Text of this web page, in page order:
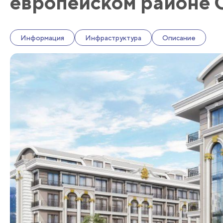
Информация Инфраструктура Описание